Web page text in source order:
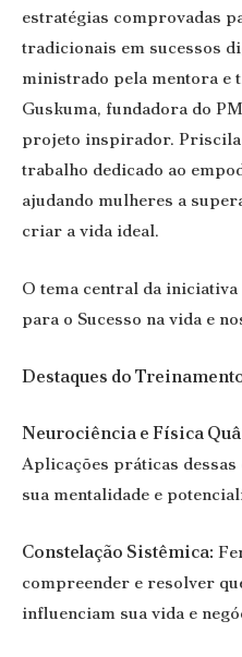
estratégias comprovadas
tradicionais em sucessos
ministrado pela mentora e
Guskuma, fundadora do
projeto inspirador. Priscila
trabalho dedicado ao
ajudando mulheres a
criar a vida ideal.
O tema central da iniciativa
para o Sucesso na vida e
Destaques do
Neurociência e Física
Aplicações práticas
sua mentalidade e
Constelação Sistêmica:
compreender e resolver
influenciam sua vida e